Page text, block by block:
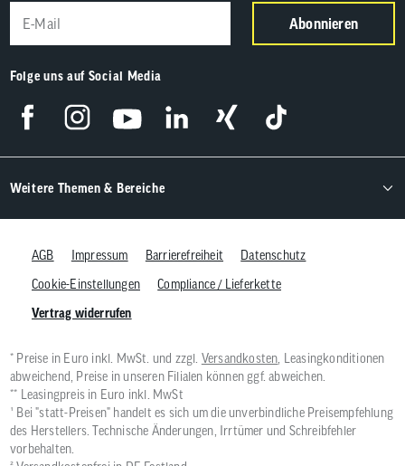
Abonnieren
Folge uns auf Social Media
Weitere Themen & Bereiche
AGB Impressum Barrierefreiheit
Datenschutz
Cookie-Einstellungen
Compliance / Lieferkette
Vertrag widerrufen
* Preise in Euro inkl. MwSt. und zzgl. Versandkosten , Leasingkonditionen
abweichend, Preise in unseren Filialen können ggf. abweichen.
** Leasingpreis in Euro inkl. MwSt
¹ Bei "statt-Preisen" handelt es sich um die unverbindliche Preisempfehlung
des Herstellers. Technische Änderungen, Irrtümer und Schreibfehler
vorbehalten.